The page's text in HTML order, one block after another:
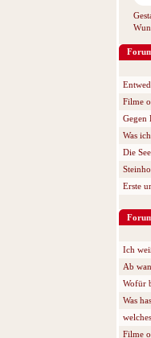
Filme
Gegen
Was
Die
Erste
Ich
Ab
Wofür
Was
Filme